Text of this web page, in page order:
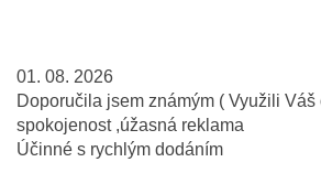
01. 08. 2026
Doporučila jsem známým ( Využili Váš
spokojenost ,úžasná reklama
Účinné s rychlým dodáním